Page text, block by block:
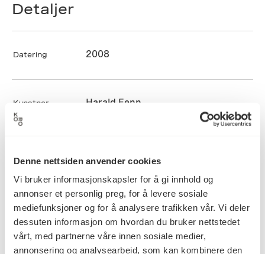
Denne nettsiden anvender cookies
Vi bruker informasjonskapsler for å gi innhold og
annonser et personlig preg, for å levere sosiale
mediefunksjoner og for å analysere trafikken vår. Vi deler
dessuten informasjon om hvordan du bruker nettstedet
vårt, med partnerne våre innen sosiale medier,
annonsering og analysearbeid, som kan kombinere den
Detaljer
Datering 2008
Kunstner Harald Fenn
Teknikk og
materiale
Akrylmaling på lerret, fernissert
med transparent lakk